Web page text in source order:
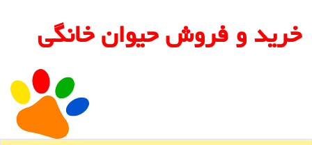
خرید و فروش حیوان خانگی